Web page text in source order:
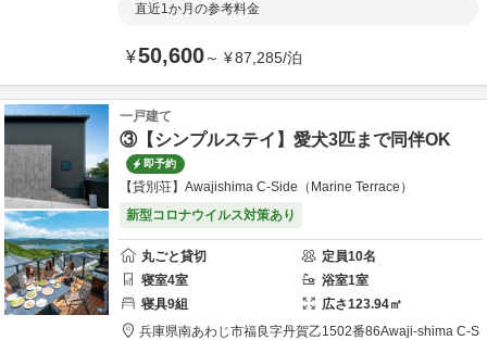
直近1か月の参考料金
¥50,600～ ¥87,285/泊
一戸建て
③【シンプルステイ】愛犬3匹まで同伴OK
即予約
【貸別荘】Awajishima C-Side（Marine Terrace）
新型コロナウイルス対策あり
丸ごと貸切 定員10名
寝室4室 浴室1室
寝具9組 広さ123.94㎡
兵庫県南あわじ市福良字丹賀乙1502番86Awaji-shima C-S